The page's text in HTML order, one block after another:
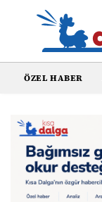
ÖZEL HABER